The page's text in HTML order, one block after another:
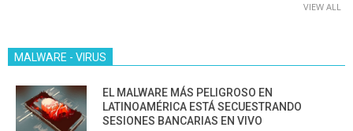
VIEW ALL
MALWARE - VIRUS
EL MALWARE MÁS PELIGROSO EN
LATINOAMÉRICA ESTÁ SECUESTRANDO
SESIONES BANCARIAS EN VIVO